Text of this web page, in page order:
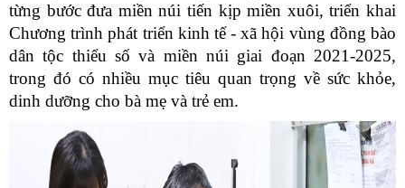
từng bước đưa miền núi tiến kịp miền xuôi, triển khai
Chương trình phát triển kinh tế - xã hội vùng đồng bào
dân tộc thiểu số và miền núi giai đoạn 2021-2025,
trong đó có nhiều mục tiêu quan trọng về sức khỏe,
dinh dưỡng cho bà mẹ và trẻ em.